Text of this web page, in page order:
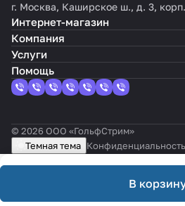
В
г. Москва, Каширское ш., д. 3,
Интернет-магазин
Компания
Услуги
Помощь
© 2026 ООО «ГольфСтрим»
Темная тема Конфиденциальность